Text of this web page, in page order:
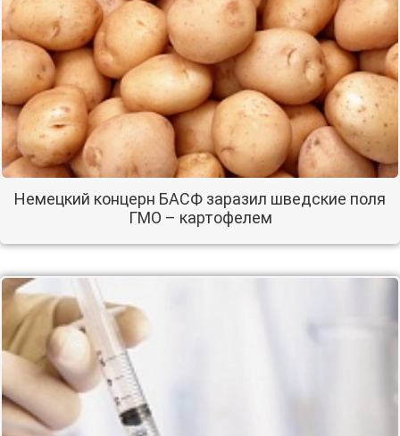
Немецкий концерн БАСФ заразил шведские поля
ГМО – картофелем